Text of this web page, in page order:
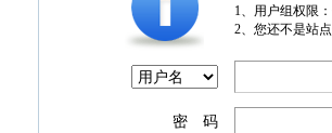
1、用户组权限
2、您还不是站
密 码